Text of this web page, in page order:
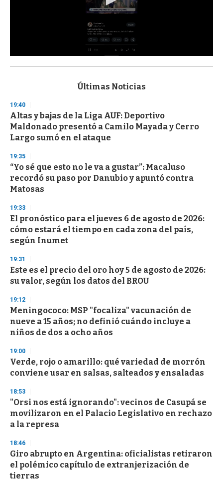
s
d
s
o
f
3
s
e
o
n
Últimas Noticias
19:40
Altas y bajas de la Liga AUF: Deportivo
Maldonado presentó a Camilo Mayada y Cerro
Largo sumó en el ataque
19:35
“Yo sé que esto no le va a gustar”: Macaluso
recordó su paso por Danubio y apuntó contra
Matosas
19:33
El pronóstico para el jueves 6 de agosto de 2026:
cómo estará el tiempo en cada zona del país,
según Inumet
19:31
Este es el precio del oro hoy 5 de agosto de 2026:
su valor, según los datos del BROU
19:12
Meningococo: MSP "focaliza" vacunación de
nueve a 15 años; no definió cuándo incluye a
niños de dos a ocho años
19:00
Verde, rojo o amarillo: qué variedad de morrón
conviene usar en salsas, salteados y ensaladas
18:53
"Orsi nos está ignorando": vecinos de Casupá se
movilizaron en el Palacio Legislativo en rechazo
a la represa
18:46
Giro abrupto en Argentina: oficialistas retiraron
el polémico capítulo de extranjerización de
tierras